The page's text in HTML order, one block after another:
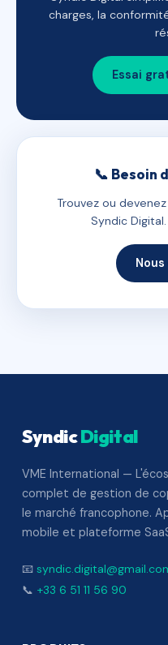
charges, la
Essai
📞 Besoin
Trouvez ou
Syndic
SyndicDigital
VME International —
complet de gestion de
le marché francophone.
mobile et plateforme
📧
📞 +33 6 51 11 56 90